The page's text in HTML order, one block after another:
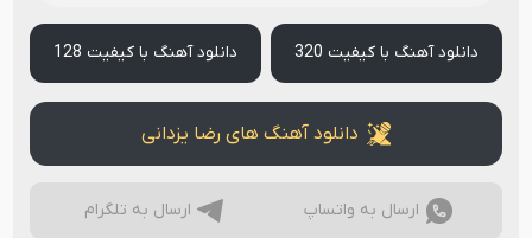
دانلود آهنگ با کیفیت 320 دانلود آهنگ با کیفیت 128
دانلود آهنگ های رضا یزدانی
ارسال به واتساپ ارسال به تلگرام